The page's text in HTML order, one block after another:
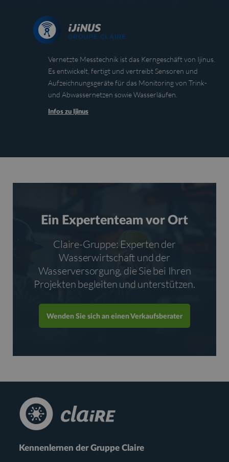
Vernetzte Messtechnik ist das Kerngeschäft von Ijinus.
Es entwickelt, fertigt und vertreibt Sensoren und
Aufzeichnungsgeräte für das Monitoring von Trink-
und Abwassernetzen sowie Wasserläufen.
Infos zu Ijinus
Ein Expertenteam vor Ort
Claire-Gruppe: Experten der
Wasserwirtschaft und der
Wasserversorgung, die Sie bei Ihren
Projekten begleiten und unterstützen.
Wenden Sie sich an einen Verkaufsberater
Kennenlernen der Gruppe Claire